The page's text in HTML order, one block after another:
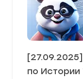
по Истории